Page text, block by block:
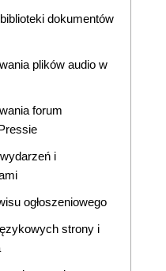
dokumentów
plików audio w
forum
i
ogłoszeniowego
strony i